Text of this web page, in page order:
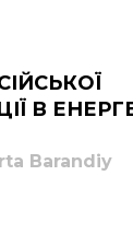
В
Barandiy